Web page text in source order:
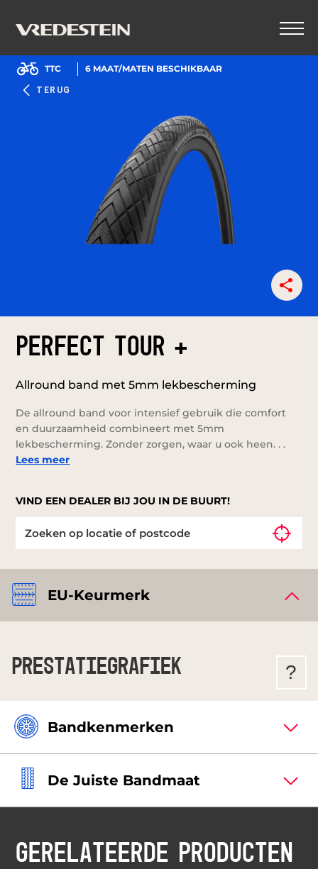
TERUG
TTC 6 MAAT/MATEN BESCHIKBAAR
PERFECT TOUR +
Allround band met 5mm lekbescherming
De allround band voor intensief gebruik die comfort
en duurzaamheid combineert met 5mm
lekbescherming. Zonder zorgen, waar u ook heen. . .
Lees meer
VIND EEN DEALER BIJ JOU IN DE BUURT!
EU-Keurmerk
PRESTATIEGRAFIEK ?
Bandkenmerken
De Juiste Bandmaat
GERELATEERDE PRODUCTEN